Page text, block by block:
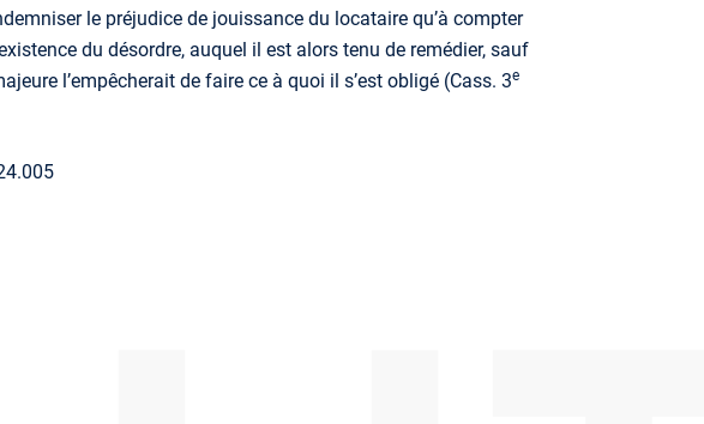
le préjudice de jouissance du locataire qu’à compter
du désordre, auquel il est alors tenu de remédier, sauf
l’empêcherait de faire ce à quoi il s’est obligé (Cass. 3e